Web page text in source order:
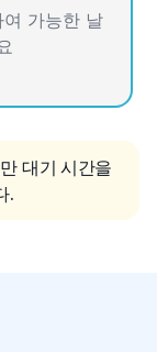
가능한 날
대기 시간을
.